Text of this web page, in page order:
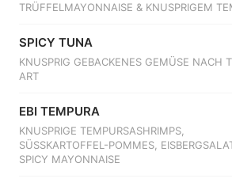
TRÜFFELMAYONNAISE & KNUSPRIGEM
SPICY TUNA
KNUSPRIG GEBACKENES GEMÜSE NACH
ART
EBI TEMPURA
KNUSPRIGE TEMPURSASHRIMPS,
SÜSSKARTOFFEL-POMMES,
SPICY MAYONNAISE